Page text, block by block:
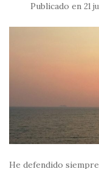
Publicado en 21
He defendido